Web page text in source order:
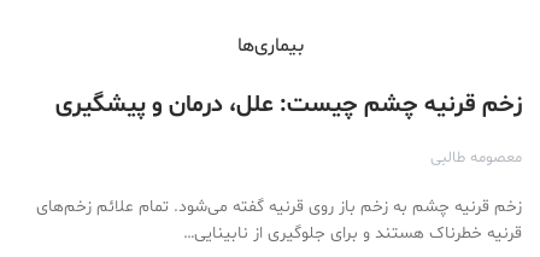
بیماری‌ها
زخم قرنیه چشم چیست: علل، درمان و پیشگیری
معصومه طالبی
زخم قرنیه چشم به زخم باز روی قرنیه گفته می‌شود. تمام علائم زخم‌های
قرنیه خطرناک هستند و برای جلوگیری از نابینایی…